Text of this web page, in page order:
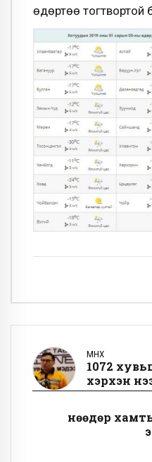
өдөртөө тогтвортой
ӨМНӨХ
1072
хэрхэн
Өнөөдөр